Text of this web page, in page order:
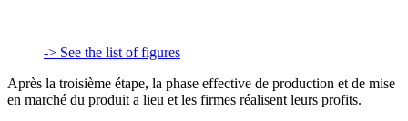
-> See the list of figures
Après la troisième étape, la phase effective de production et de mise
en marché du produit a lieu et les firmes réalisent leurs profits.